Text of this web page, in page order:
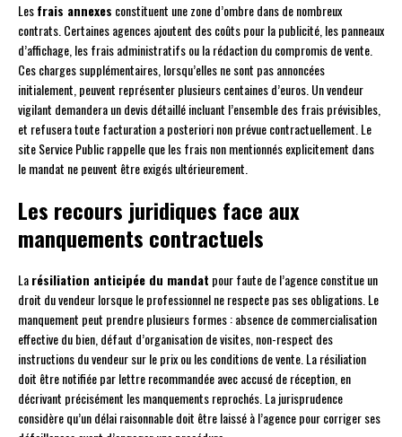
Lesfrais annexes constituent une zone d’ombre dans de nombreux
contrats. Certaines agences ajoutent des coûts pour la publicité, les panneaux
d’affichage, les frais administratifs ou la rédaction du compromis de vente.
Ces charges supplémentaires, lorsqu’elles ne sont pas annoncées
initialement, peuvent représenter plusieurs centaines d’euros. Un vendeur
vigilant demandera un devis détaillé incluant l’ensemble des frais prévisibles,
et refusera toute facturation a posteriori non prévue contractuellement. Le
site Service Public rappelle que les frais non mentionnés explicitement dans
le mandat ne peuvent être exigés ultérieurement.
Les recours juridiques face aux
manquements contractuels
Larésiliation anticipée du mandat pour faute de l’agence constitue un
droit du vendeur lorsque le professionnel ne respecte pas ses obligations. Le
manquement peut prendre plusieurs formes : absence de commercialisation
effective du bien, défaut d’organisation de visites, non-respect des
instructions du vendeur sur le prix ou les conditions de vente. La résiliation
doit être notifiée par lettre recommandée avec accusé de réception, en
décrivant précisément les manquements reprochés. La jurisprudence
considère qu’un délai raisonnable doit être laissé à l’agence pour corriger ses